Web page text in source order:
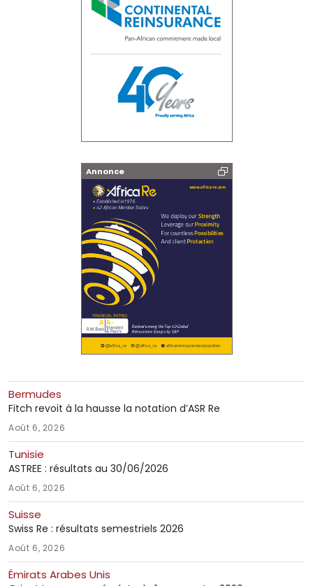
Annonce
Bermudes
Fitch revoit à la hausse la notation d’ASR Re
Août 6, 2026
Tunisie
ASTREE : résultats au 30/06/2026
Août 6, 2026
Suisse
Swiss Re : résultats semestriels 2026
Août 6, 2026
Émirats Arabes Unis